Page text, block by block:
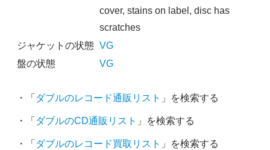
cover, stains on label, disc has
scratches
ジャケットの状態 VG
盤の状態
VG
・「 ダブルのレコード通販リスト 」を検索する
・「 ダブルのCD通販リスト 」を検索する
・「 ダブルのレコード買取リスト 」を検索する